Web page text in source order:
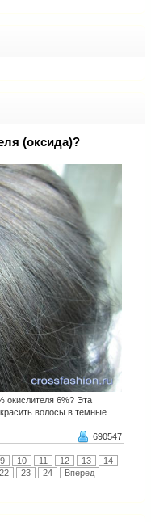
(оксида)?
окислителя 6%? Эта
волосы в темные
690547
9 10 11 12 13
14
22 23 24 Вперед